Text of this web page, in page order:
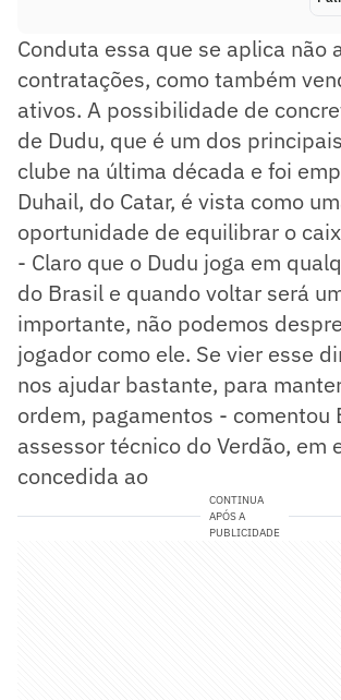
Conduta essa que se aplica não
contratações, como também
ativos. A possibilidade de
de Dudu, que é um dos
clube na última década e foi
Duhail, do Catar, é vista como
oportunidade de equilibrar o
- Claro que o Dudu joga em
do Brasil e quando voltar será
importante, não podemos
jogador como ele. Se vier esse
nos ajudar bastante, para
ordem, pagamentos - comentou
assessor técnico do Verdão, em
concedida ao
CONTINUA
APÓS A
PUBLICIDADE